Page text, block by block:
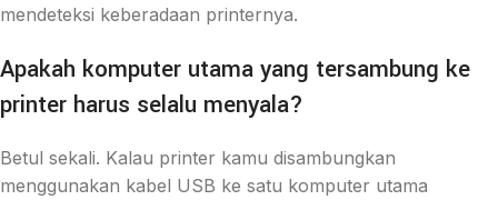
mendeteksi keberadaan printernya.
Apakah komputer utama yang tersambung ke
printer harus selalu menyala?
Betul sekali. Kalau printer kamu disambungkan
menggunakan kabel USB ke satu komputer utama